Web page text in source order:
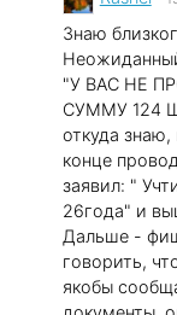
Знаю
"У ВАС НЕ
СУММУ 124
откуда
конце
заявил: "
26года" и
Дальше -
говорить,
якобы